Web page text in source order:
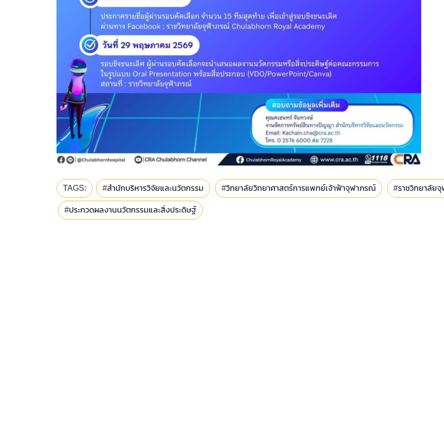
TAGS: #สำนักบริหารวิจัยและนวัตกรรม #วิทยาลัยวิทยาศาสตร์การแพทย์เจ้าฟ้าจุฬาภรณ์ #ราชวิทยาลัย
#ประกวดผลงานนวัตกรรมและสิ่งประดิษฐ์